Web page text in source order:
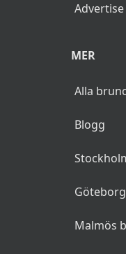
MER
Alla
Blogg
Malmös